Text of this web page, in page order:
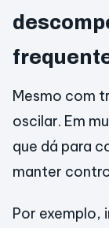
Mesmo com
oscilar. Em
que dá para
manter
Por exemplo,